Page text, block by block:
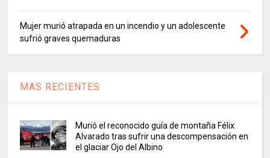
Mujer murió atrapada en un incendio y un adolescente
sufrió graves quemaduras
MAS RECIENTES
Murió el reconocido guía de montaña Félix
Alvarado tras sufrir una descompensación en
el glaciar Ojo del Albino